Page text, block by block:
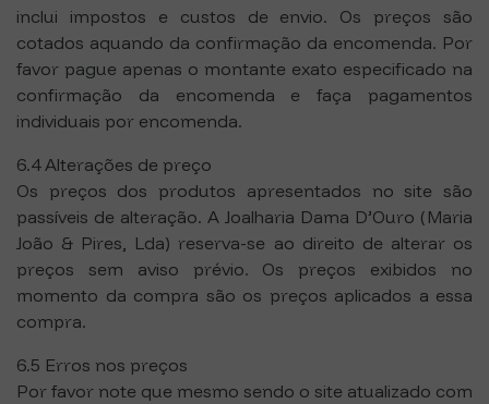
inclui impostos e custos de envio. Os preços são
cotados aquando da confirmação da encomenda. Por
favor pague apenas o montante exato especificado na
confirmação da encomenda e faça pagamentos
individuais por encomenda.
6.4 Alterações de preço
Os preços dos produtos apresentados no site são
passíveis de alteração. A Joalharia Dama D’Ouro (Maria
João & Pires, Lda) reserva-se ao direito de alterar os
preços sem aviso prévio. Os preços exibidos no
momento da compra são os preços aplicados a essa
compra.
6.5 Erros nos preços
Por favor note que mesmo sendo o site atualizado com